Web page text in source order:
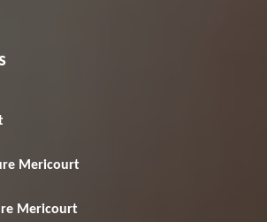
Mericourt
Mericourt